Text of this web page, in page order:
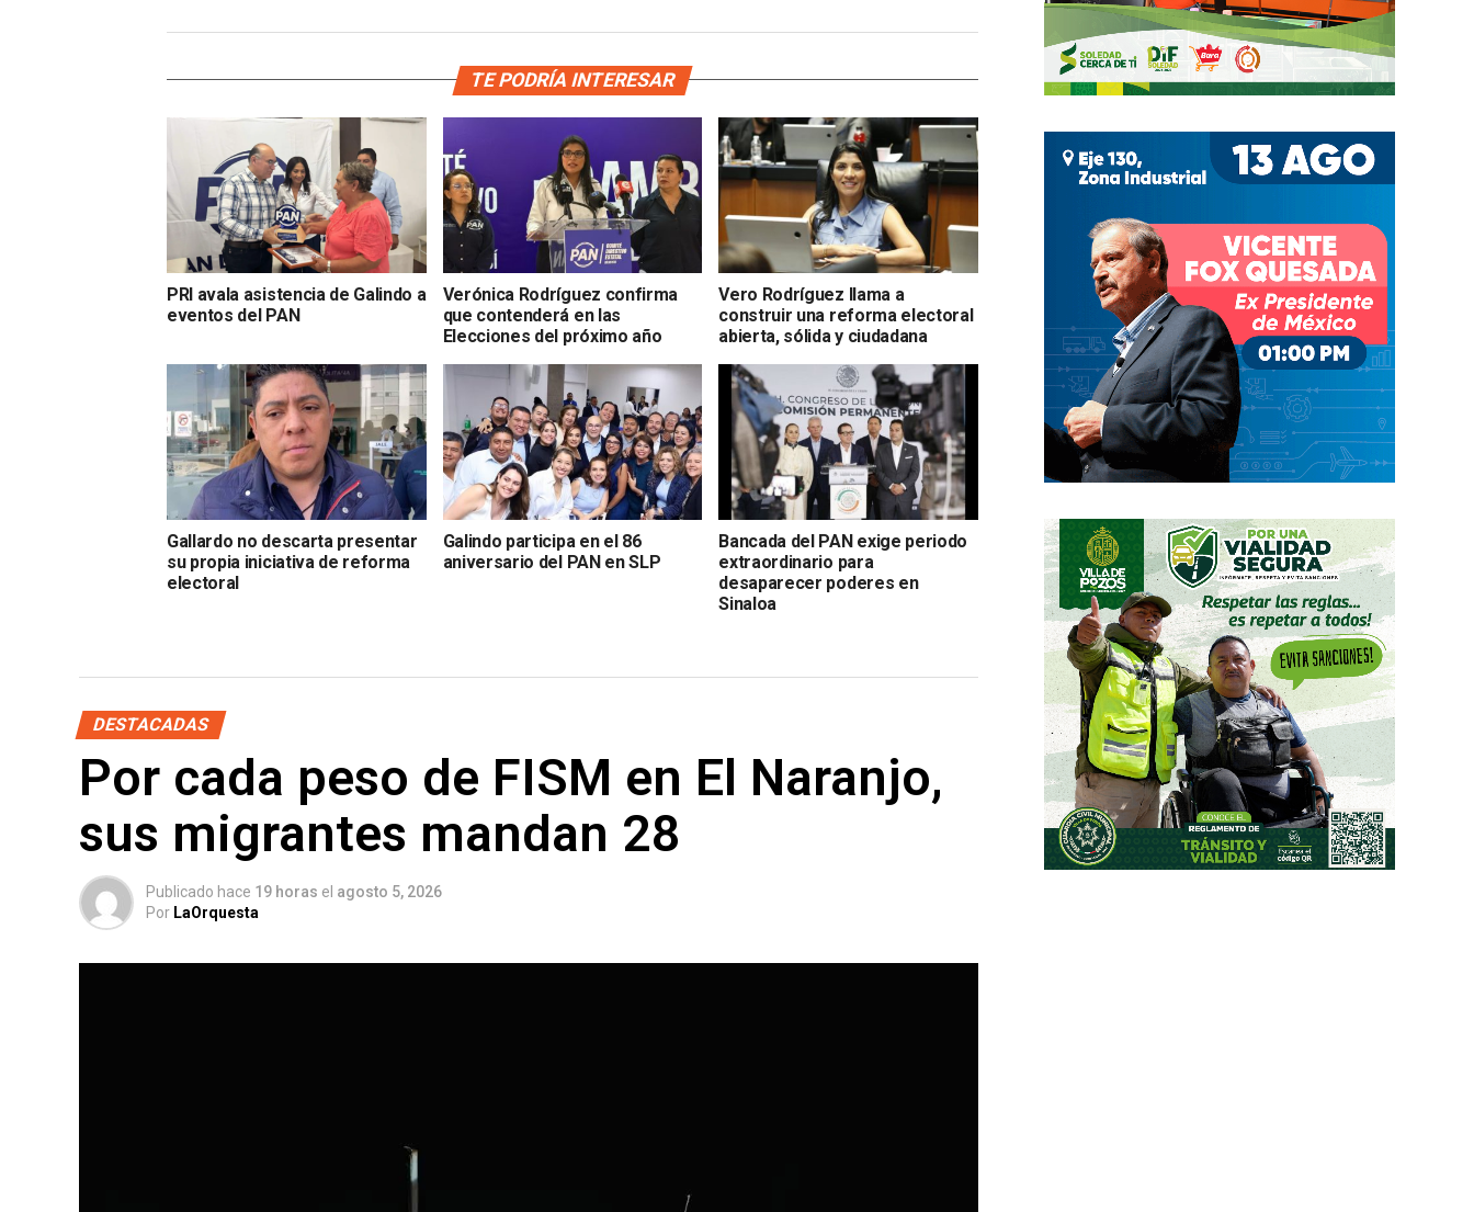
TE PODRÍA INTERESAR
PRI avala asistencia de Galindo a
eventos del PAN
Verónica Rodríguez confirma
que contenderá en las
Elecciones del próximo año
Vero Rodríguez llama a
construir una reforma electoral
abierta, sólida y ciudadana
Gallardo no descarta presentar
su propia iniciativa de reforma
electoral
Galindo participa en el 86
aniversario del PAN en SLP
Bancada del PAN exige periodo
extraordinario para
desaparecer poderes en
Sinaloa
DESTACADAS
Por cada peso de FISM en El Naranjo,
sus migrantes mandan 28
Publicado hace 19 horas el agosto 5, 2026
Por LaOrquesta